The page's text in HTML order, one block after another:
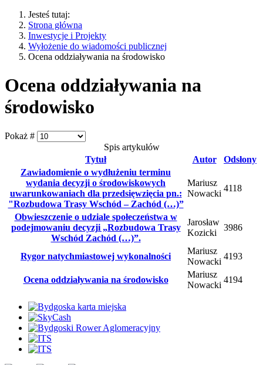
Jesteś tutaj:
Strona główna
Inwestycje i Projekty
Wyłożenie do wiadomości publicznej
Ocena oddziaływania na środowisko
Ocena oddziaływania na
środowisko
Pokaż #
Spis artykułów
Tytuł
Autor
Odsłony
Zawiadomienie o wydłużeniu terminu
wydania decyzji o środowiskowych
uwarunkowaniach dla przedsięwzięcia pn.:
"Rozbudowa Trasy Wschód – Zachód (…)”
Mariusz
Nowacki
4118
Obwieszczenie o udziale społeczeństwa w
podejmowaniu decyzji „Rozbudowa Trasy
Wschód Zachód (…)”.
Jarosław
Kozicki
3986
Rygor natychmiastowej wykonalności
Mariusz
Nowacki
4193
Ocena oddziaływania na środowisko
Mariusz
Nowacki
4194